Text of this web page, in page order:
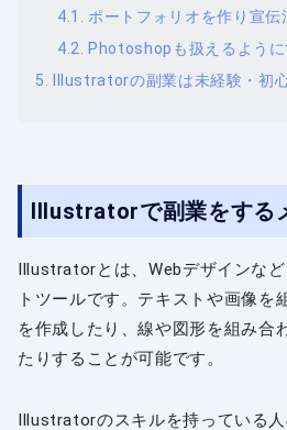
ポートフォリオを作り宣伝
Photoshopも扱えるように
Illustratorの副業は未経験・初
Illustratorで副業をする
Illustratorとは、Webデザインな
トツールです。テキストや画像を
を作成したり、線や図形を組み合
たりすることが可能です。
Illustratorのスキルを持っている